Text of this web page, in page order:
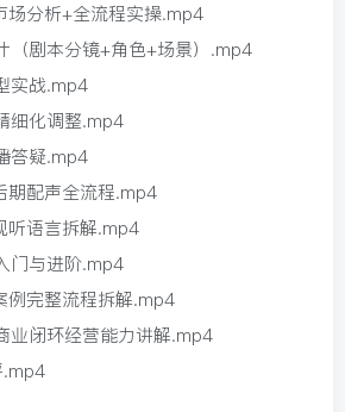
场分析+全流程实操.mp4
（剧本分镜+角色+场景）.mp4
实战.mp4
细化调整.mp4
答疑.mp4
期配声全流程.mp4
听语言拆解.mp4
门与进阶.mp4
例完整流程拆解.mp4
业闭环经营能力讲解.mp4